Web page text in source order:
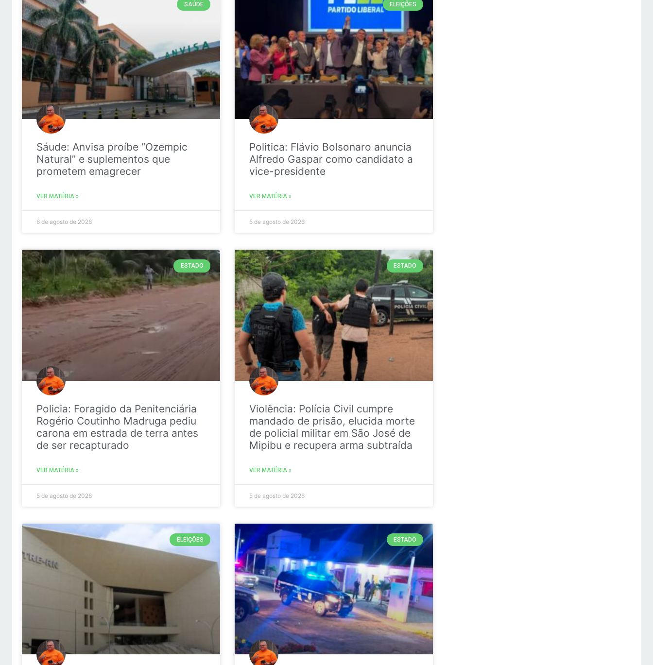
SAÚDE
Sáude: Anvisa proíbe “Ozempic
Natural” e suplementos que
prometem emagrecer
VER MATÉRIA »
6 de agosto de 2026
ELEIÇÕES
Politica: Flávio Bolsonaro anuncia
Alfredo Gaspar como candidato a
vice-presidente
VER MATÉRIA »
5 de agosto de 2026
ESTADO
Policia: Foragido da Penitenciária
Rogério Coutinho Madruga pediu
carona em estrada de terra antes
de ser recapturado
VER MATÉRIA »
5 de agosto de 2026
ESTADO
Violência: Polícia Civil cumpre
mandado de prisão, elucida morte
de policial militar em São José de
Mipibu e recupera arma subtraída
VER MATÉRIA »
5 de agosto de 2026
ELEIÇÕES ESTADO